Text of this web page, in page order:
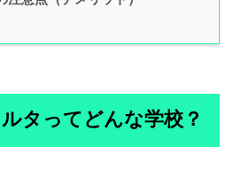
タってどんな学校？